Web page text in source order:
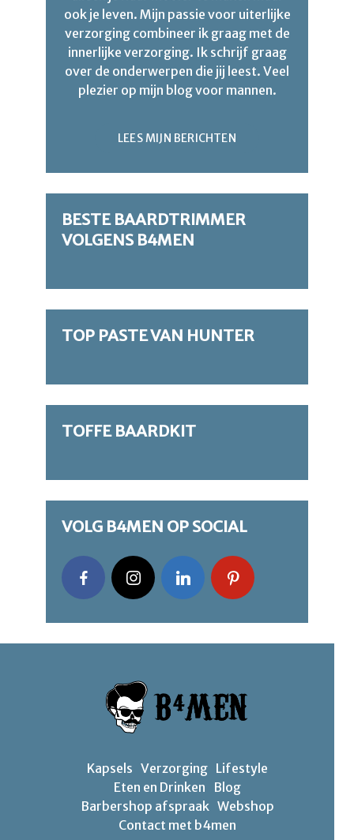
ook je leven. Mijn passie voor uiterlijke
verzorging combineer ik graag met de
innerlijke verzorging. Ik schrijf graag
over de onderwerpen die jij leest. Veel
plezier op mijn blog voor mannen.
LEES MIJN BERICHTEN
BESTE BAARDTRIMMER
VOLGENS B4MEN
TOP PASTE VAN HUNTER
TOFFE BAARDKIT
VOLG B4MEN OP SOCIAL
Kapsels Verzorging Lifestyle
Eten en Drinken
Blog
Barbershop afspraak Webshop
Contact met b4men